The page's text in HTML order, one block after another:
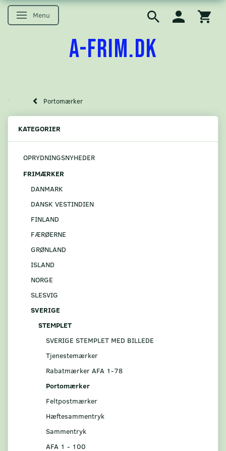
Skifte navigation
Menu
A-FRIM.DK
Portomærker
KATEGORIER
OPRYDNINGSNYHEDER
FRIMÆRKER
DANMARK
DANSK VESTINDIEN
FINLAND
FÆRØERNE
GRØNLAND
ISLAND
NORGE
SLESVIG
SVERIGE
STEMPLET
SVERIGE STEMPLET MED BILLEDE
Tjenestemærker
Rabatmærker AFA 1-78
Portomærker
Feltpostmærker
Hæftesammentryk
Sammentryk
AFA 1 - 100